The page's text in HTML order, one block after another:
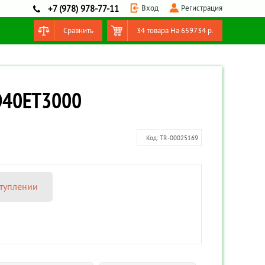
+7 (978) 978-77-11 Вход Регистрация
Сравнить 34 товара На659734 р.
Код: TR-00025169